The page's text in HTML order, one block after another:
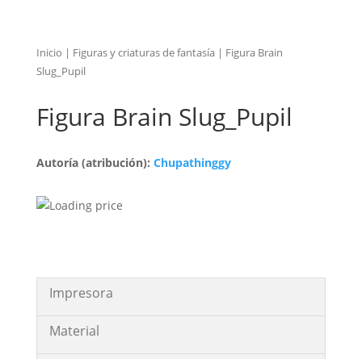
Inicio | Figuras y criaturas de fantasía| Figura Brain
Slug_Pupil
Figura Brain Slug_Pupil
Autoría (atribución): Chupathinggy
Impresora
Material